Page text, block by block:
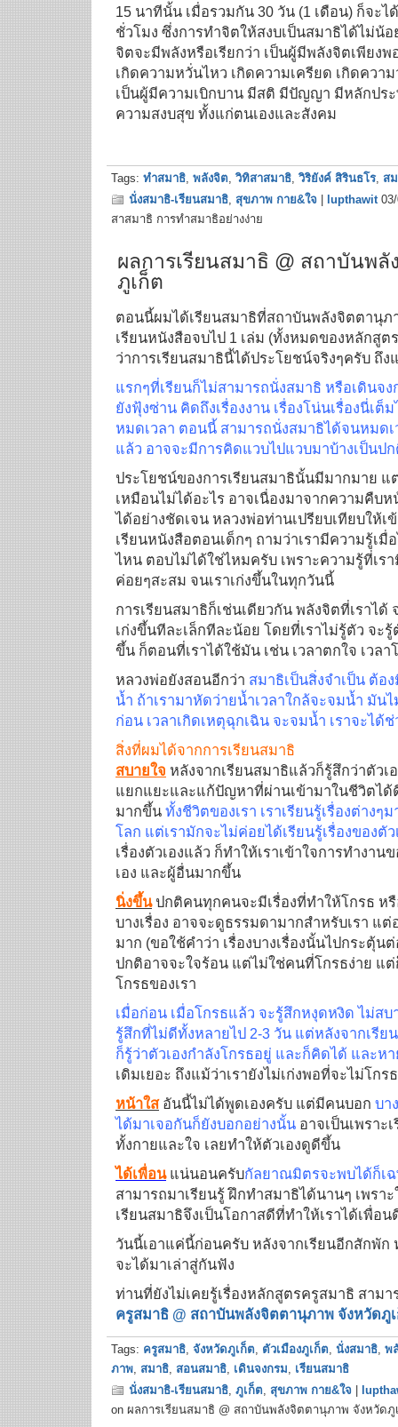
15 นาทีนั้น เมื่อรวมกัน 30 วัน (1 เดือน) ก็จะไ
ชั่วโมง ซึ่งการทำจิตให้สงบเป็นสมาธิได้ไม่น้
จิตจะมีพลังหรือเรียกว่า เป็นผู้มีพลังจิตเพียง
เกิดความหวั่นไหว เกิดความเครียด เกิดควา
เป็นผู้มีความเบิกบาน มีสติ มีปัญญา มีหลักปร
ความสงบสุข ทั้งแก่ตนเองและสังคม
Tags: ทำสมาธิ, พลังจิต,วิทิสาสมาธิ,วิริยังค์ สิรินธโร, ส
นั่งสมาธิ-เรียนสมาธิ, สุขภาพ กาย&ใจ lupthawit03/
สาสมาธิ การทำสมาธิอย่างง่าย
ผลการเรียนสมาธิ @ สถาบันพ
ภูเก็ต
ตอนนี้ผมได้เรียนสมาธิที่สถาบันพลังจิตตานุ
เรียนหนังสือจบไป 1 เล่ม (ทั้งหมดของหลักสูต
ว่าการเรียนสมาธินี้ได้ประโยชน์จริงๆครับ ถึง
แรกๆที่เรียนก็ไม่สามารถนั่งสมาธิ หรือเดินจ
ยังฟุ้งซ่าน คิดถึงเรื่องงาน เรื่องโน่นเรื่องนี่เ
หมดเวลา ตอนนี้ สามารถนั่งสมาธิได้จนหมดเ
แล้ว อาจจะมีการคิดแวบไปแวบมาบ้างเป็นป
ประโยชน์ของการเรียนสมาธินั้นมีมากมาย แ
เหมือนไม่ได้อะไร อาจเนื่องมาจากความคืบ
ได้อย่างชัดเจน หลวงพ่อท่านเปรียบเทียบให้เ
เรียนหนังสือตอนเด็กๆ ถามว่าเรามีความรู้เมื่
ไหน ตอบไม่ได้ใช่ไหมครับ เพราะความรู้ที่เร
ค่อยๆสะสม จนเราเก่งขึ้นในทุกวันนี้
การเรียนสมาธิก็เช่นเดียวกัน พลังจิตที่เราได้
เก่งขึ้นทีละเล็กทีละน้อย โดยที่เราไม่รู้ตัว จะ
ขึ้น ก็ตอนที่เราได้ใช้มัน เช่น เวลาตกใจ เวลา
หลวงพ่อยังสอนอีกว่า สมาธิเป็นสิ่งจำเป็น ต้อ
น้ำ ถ้าเรามาหัดว่ายน้ำเวลาใกล้จะจมน้ำ มัน
ก่อน เวลาเกิดเหตุฉุกเฉิน จะจมน้ำ เราจะได้ช่
สิ่งที่ผมได้จากการเรียนสมาธิ
สบายใจ หลังจากเรียนสมาธิแล้วก็รู้สึกว่าตัวเ
แยกแยะและแก้ปัญหาที่ผ่านเข้ามาในชีวิตได้
มากขึ้น ทั้งชีวิตของเรา เราเรียนรู้เรื่องต่าง
โลก แต่เรามักจะไม่ค่อยได้เรียนรู้เรื่องของตัว
เรื่องตัวเองแล้ว ก็ทำให้เราเข้าใจการทำงาน
เอง และผู้อื่นมากขึ้น
นิ่งขึ้นปกติคนทุกคนจะมีเรื่องที่ทำให้โกรธ ห
บางเรื่อง อาจจะดูธรรมดามากสำหรับเรา แต่
มาก (ขอใช้คำว่า เรื่องบางเรื่องนั้นไปกระตุ้
ปกติอาจจะใจร้อน แต่ไม่ใช่คนที่โกรธง่าย แ
โกรธของเรา
เมื่อก่อน เมื่อโกรธแล้ว จะรู้สึกหงุดหงิด ไม่ส
รู้สึกที่ไม่ดีทั้งหลายไป 2-3 วัน แต่หลังจากเรีย
ก็รู้ว่าตัวเองกำลังโกรธอยู่ และก็คิดได้ และห
เดิมเยอะ ถึงแม้ว่าเรายังไม่เก่งพอที่จะไม่โกร
หน้าใสอันนี้ไม่ได้พูดเองครับ แต่มีคนบอก บา
ได้มาเจอกันก็ยังบอกอย่างนั้น อาจเป็นเพราะ
ทั้งกายและใจ เลยทำให้ตัวเองดูดีขึ้น
ได้เพื่อนแน่นอนครับกัลยาณมิตรจะพบได้ก็เ
สามารถมาเรียนรู้ ฝึกทำสมาธิได้นานๆ เพรา
เรียนสมาธิจึงเป็นโอกาสดีที่ทำให้เราได้เพื่อน
วันนี้เอาแค่นี้ก่อนครับ หลังจากเรียนอีกสักพัก
จะได้มาเล่าสู่กันฟัง
ท่านที่ยังไม่เคยรู้เรื่องหลักสูตรครูสมาธิ สาม
ครูสมาธิ @ สถาบันพลังจิตตานุภาพ จังหวัดภู
Tags: ครูสมาธิ, จังหวัดภูเก็ต, ตัวเมืองภูเก็ต, นั่งสมาธิ, พ
ภาพ, สมาธิ, สอนสมาธิ, เดินจงกรม, เรียนสมาธิ
นั่งสมาธิ-เรียนสมาธิ, ภูเก็ต, สุขภาพ กาย&ใจ
on ผลการเรียนสมาธิ @ สถาบันพลังจิตตานุภาพ จังหวัดภู